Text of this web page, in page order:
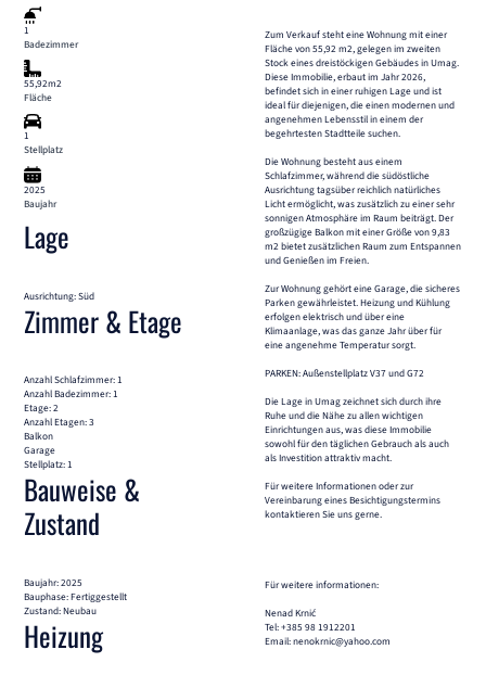
1
Badezimmer
55,92m2
Fläche
1
Stellplatz
2025
Baujahr
Lage
Ausrichtung: Süd
Zimmer & Etage
Anzahl Schlafzimmer: 1
Anzahl Badezimmer: 1
Etage: 2
Anzahl Etagen: 3
Balkon
Garage
Stellplatz: 1
Bauweise &
Zustand
Baujahr: 2025
Bauphase: Fertiggestellt
Zustand: Neubau
Heizung
Zum Verkauf steht eine Wohnung mit einer
Fläche von 55,92 m2, gelegen im zweiten
Stock eines dreistöckigen Gebäudes in Umag.
Diese Immobilie, erbaut im Jahr 2026,
befindet sich in einer ruhigen Lage und ist
ideal für diejenigen, die einen modernen und
angenehmen Lebensstil in einem der
begehrtesten Stadtteile suchen.
Die Wohnung besteht aus einem
Schlafzimmer, während die südöstliche
Ausrichtung tagsüber reichlich natürliches
Licht ermöglicht, was zusätzlich zu einer sehr
sonnigen Atmosphäre im Raum beiträgt. Der
großzügige Balkon mit einer Größe von 9,83
m2 bietet zusätzlichen Raum zum Entspannen
und Genießen im Freien.
Zur Wohnung gehört eine Garage, die sicheres
Parken gewährleistet. Heizung und Kühlung
erfolgen elektrisch und über eine
Klimaanlage, was das ganze Jahr über für
eine angenehme Temperatur sorgt.
PARKEN: Außenstellplatz V37 und G72
Die Lage in Umag zeichnet sich durch ihre
Ruhe und die Nähe zu allen wichtigen
Einrichtungen aus, was diese Immobilie
sowohl für den täglichen Gebrauch als auch
als Investition attraktiv macht.
Für weitere Informationen oder zur
Vereinbarung eines Besichtigungstermins
kontaktieren Sie uns gerne.
Für weitere informationen:
Nenad Krnić
Tel: +385 98 1912201
Email: nenokrnic@yahoo.com